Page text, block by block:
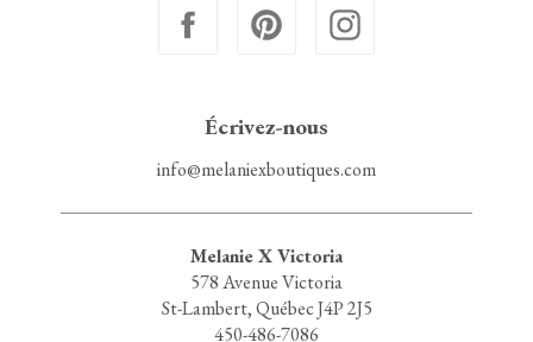
Écrivez-nous
info@melaniexboutiques.com
Melanie X Victoria
578 Avenue Victoria
St-Lambert, Québec J4P 2J5
450-486-7086